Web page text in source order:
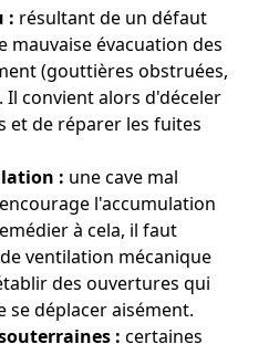
: résultant de un défaut
mauvaise évacuation des
(gouttières obstruées,
Il convient alors d'déceler
et de réparer les fuites
: une cave mal
l'accumulation
à cela, il faut
ventilation mécanique
des ouvertures qui
déplacer aisément.
: certaines